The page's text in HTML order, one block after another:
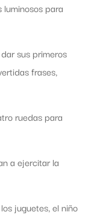
para
sus primeros
frases,
ruedas para
a ejercitar la
juguetes, el niño